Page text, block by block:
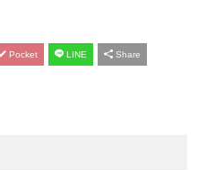
Pocket LINE Share